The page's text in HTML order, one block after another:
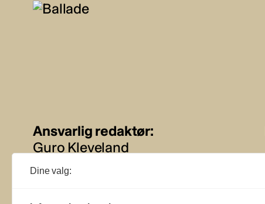
Ansvarlig redaktør:
Guro Kleveland
Annonseansvarlig:
Dine valg: